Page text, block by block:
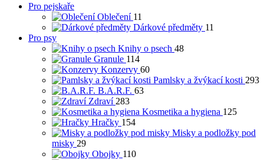
Pro pejskaře
Oblečení 11
Dárkové předměty 11
Pro psy
Knihy o psech 48
Granule 114
Konzervy 60
Pamlsky a žvýkací kosti 293
B.A.R.F. 63
Zdraví 283
Kosmetika a hygiena 125
Hračky 154
Misky a podložky pod
misky 29
Obojky 110